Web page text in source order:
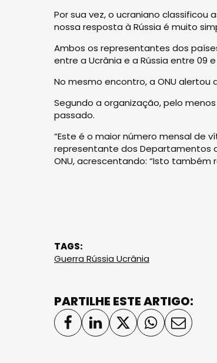
Por sua vez, o ucraniano classificou
nossa resposta à Rússia é muito
Ambos os representantes dos
entre a Ucrânia e a Rússia entre 09
No mesmo encontro, a ONU
Segundo a organização, pelo
passado.
“Este é o maior número mensal de
representante dos Departamentos
ONU, acrescentando: “Isto
TAGS:
Guerra Rússia Ucrânia
PARTILHE ESTE ARTIGO: